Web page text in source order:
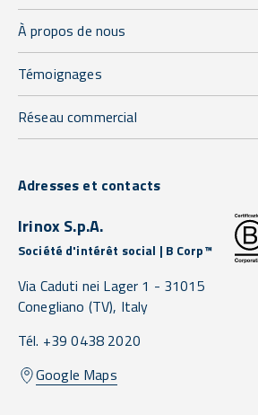
À propos de nous
Témoignages
Réseau commercial
Adresses et contacts
Irinox S.p.A.
Société d'intérêt social | B Corp™
Via Caduti nei Lager 1 - 31015
Conegliano (TV), Italy
Tél. +39 0438 2020
Google Maps